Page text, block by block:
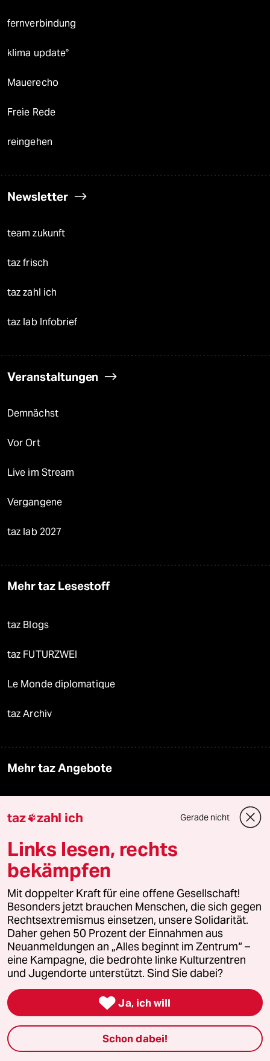
fernverbindung
klima update°
Mauerecho
Freie Rede
reingehen
Newsletter
team zukunft
taz frisch
taz zahl ich
taz lab Infobrief
Veranstaltungen
Demnächst
Vor Ort
Live im Stream
Vergangene
taz lab 2027
Mehr taz Lesestoff
taz Blogs
taz FUTURZWEI
Le Monde diplomatique
taz Archiv
Mehr taz Angebote
Shop
Anzeigen
Fragen & Hilfe
Feedback
Aboservice
ePaper Login
taz zahl ich Gerade nicht
Links lesen, rechts
bekämpfen
Mit doppelter Kraft für eine offene Gesellschaft!
Besonders jetzt brauchen Menschen, die sich gegen
Rechtsextremismus einsetzen, unsere Solidarität.
Daher gehen 50 Prozent der Einnahmen aus
Neuanmeldungen an „Alles beginnt im Zentrum“ –
eine Kampagne, die bedrohte linke Kulturzentren
und Jugendorte unterstützt. Sind Sie dabei?
 Ja, ich will
Schon dabei!